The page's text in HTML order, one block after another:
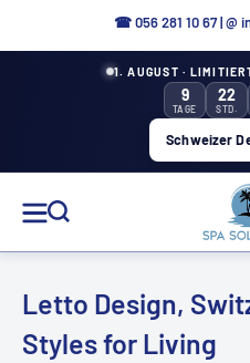
☎ 056 281 10 67|@
1. AUGUST ·
9
TAGE
22
STD.
Schweizer
Letto Design,
Styles for Living